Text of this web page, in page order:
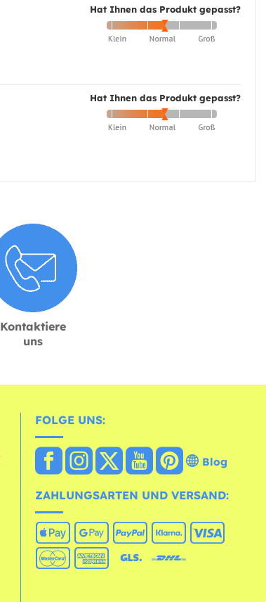
Hat Ihnen das Produkt gepasst?
Hat Ihnen das Produkt gepasst?
Kontaktiere
uns
FOLGE UNS:
Blog
ZAHLUNGSARTEN UND VERSAND: